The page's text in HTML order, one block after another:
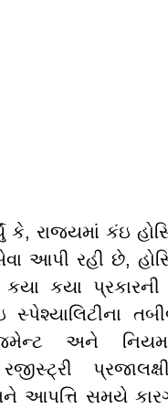
કે, રાજ્યમાં કંઇ
આપી રહી છે,
કયા કયા
સ્પેશ્યાલિટીના
અને
આપત્તિ સમયે